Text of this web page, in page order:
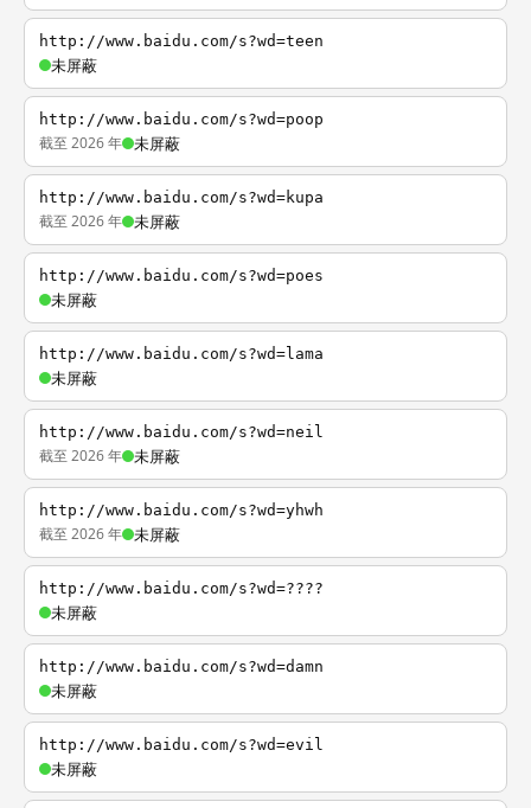
http://www.baidu.com/s?wd=teen
未屏蔽
http://www.baidu.com/s?wd=poop
截至 2026 年 未屏蔽
http://www.baidu.com/s?wd=kupa
截至 2026 年 未屏蔽
http://www.baidu.com/s?wd=poes
未屏蔽
http://www.baidu.com/s?wd=lama
未屏蔽
http://www.baidu.com/s?wd=neil
截至 2026 年 未屏蔽
http://www.baidu.com/s?wd=yhwh
截至 2026 年 未屏蔽
http://www.baidu.com/s?wd=????
未屏蔽
http://www.baidu.com/s?wd=damn
未屏蔽
http://www.baidu.com/s?wd=evil
未屏蔽